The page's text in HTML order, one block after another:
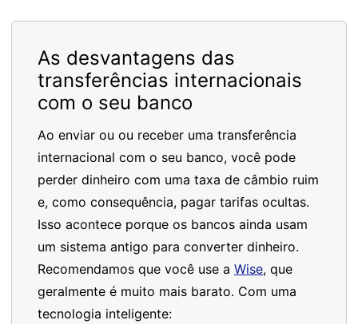
As desvantagens das
transferências internacionais
com o seu banco
Ao enviar ou ou receber uma transferência
internacional com o seu banco, você pode
perder dinheiro com uma taxa de câmbio ruim
e, como consequência, pagar tarifas ocultas.
Isso acontece porque os bancos ainda usam
um sistema antigo para converter dinheiro.
Recomendamos que você use a Wise, que
geralmente é muito mais barato. Com uma
tecnologia inteligente: